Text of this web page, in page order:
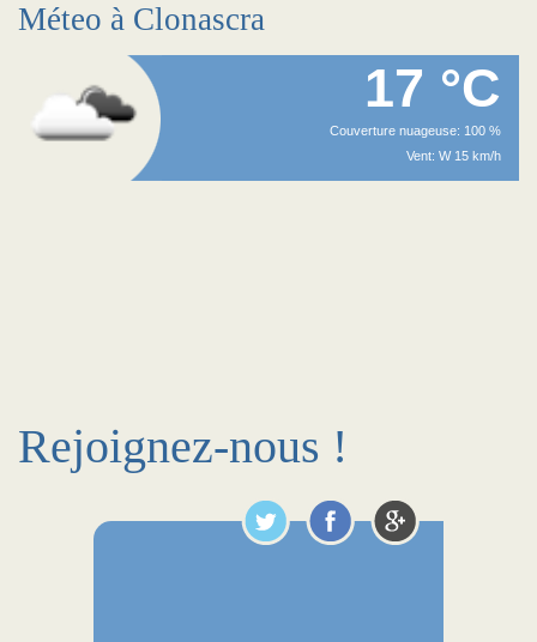
Méteo à Clonascra
17 °C
Couverture nuageuse: 100 %
Vent: W 15 km/h
Rejoignez-nous !